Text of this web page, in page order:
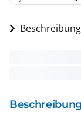
Beschreibung